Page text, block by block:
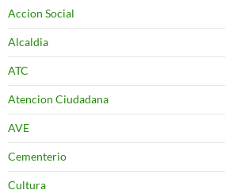
Accion Social
Alcaldia
ATC
Atencion Ciudadana
AVE
Cementerio
Cultura